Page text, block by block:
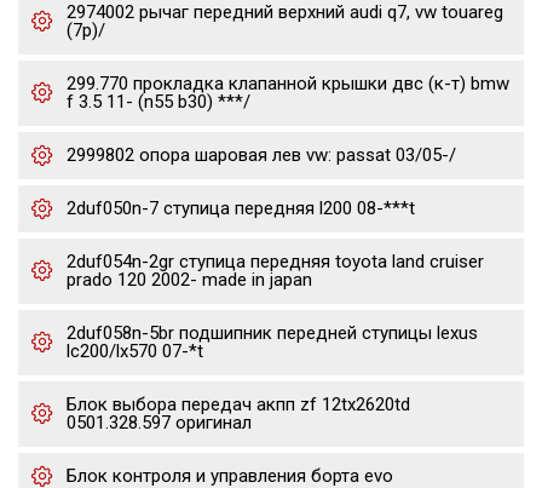
2974002 рычаг передний верхний audi q7, vw touareg
(7p)/
299.770 прокладка клапанной крышки двс (к-т) bmw
f 3.5 11- (n55 b30) ***/
2999802 опора шаровая лев vw: passat 03/05-/
2duf050n-7 ступица передняя l200 08-***t
2duf054n-2gr ступица передняя toyota land cruiser
prado 120 2002- made in japan
2duf058n-5br подшипник передней ступицы lexus
lc200/lx570 07-*t
Блок выбора передач акпп zf 12tx2620td
0501.328.597 оригинал
Блок контроля и управления борта evo